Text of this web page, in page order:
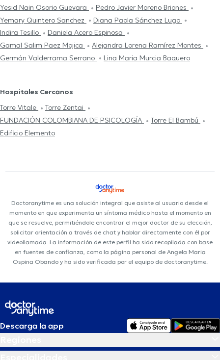
Yesid Nain Osorio Guevara
Pedro Javier Moreno Briones
Yemary Quintero Sanchez
Diana Paola Sánchez Lugo
Indira Tesillo
Daniela Acero Espinosa
Gamal Salim Paez Mojica
Alejandra Lorena Ramírez Montes
Germán Valderrama Serrano
Lina Maria Murcia Baquero
Hospitales Cercanos
Torre Vitale
Torre Zentai
FUNDACIÓN COLOMBIANA DE PSICOLOGÍA
Torre El Bambú
Edificio Elemento
Doctoranytime es una solución integral que asiste al usuario desde el
momento en que experimenta un síntoma médico hasta el momento en
que se resuelve, permitiéndole encontrar el mejor doctor de su elección,
solicitar orientación a través de chat y hablar directamente con él por
videollamada. La información de este perfil ha sido recopilada con base
en fuentes de confianza, como la página personal de Angela Maria
Ospina Obando y ha sido verificada por el equipo de doctoranytime.
Descarga la app